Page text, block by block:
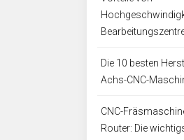
Die 10 besten
Achs-CNC-
CNC-
Router: Die